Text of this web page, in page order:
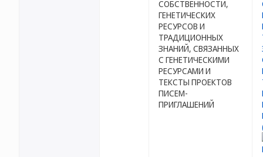
СОБСТВЕННОСТИ,
ГЕНЕТИЧЕСКИХ
РЕСУРСОВ И
ТРАДИЦИОННЫХ
ЗНАНИЙ, СВЯЗАННЫХ
С ГЕНЕТИЧЕСКИМИ
РЕСУРСАМИ И
ТЕКСТЫ ПРОЕКТОВ
ПИСЕМ-
ПРИГЛАШЕНИЙ